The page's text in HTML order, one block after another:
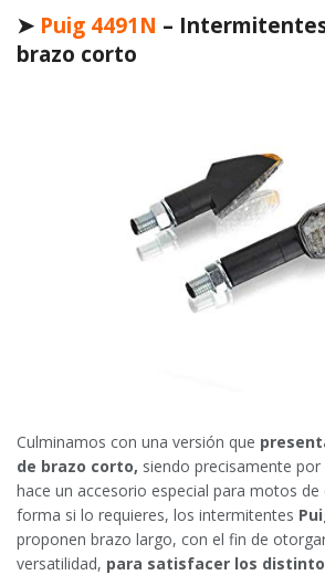
➤ Puig 4491N –
brazo corto
Culminamos con una versión que
de brazo corto, siendo precisamente
hace un accesorio especial para motos de
forma si lo requieres, los intermitentes
proponen brazo largo, con el fin de
versatilidad, para satisfacer los